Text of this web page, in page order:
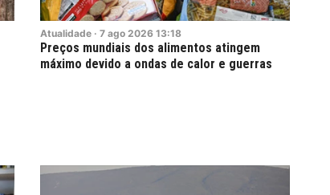
Atualidade · 7 ago 2026 13:18
Preços mundiais dos alimentos atingem
máximo devido a ondas de calor e guerras